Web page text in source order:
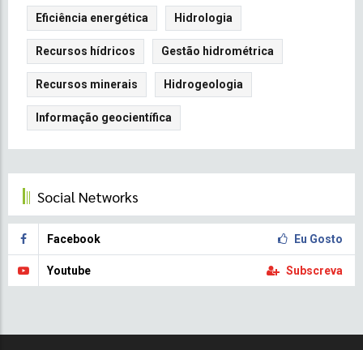
Eficiência energética Hidrologia
Recursos hídricos Gestão hidrométrica
Recursos minerais Hidrogeologia
Informação geocientífica
Social Networks
Facebook Eu Gosto
Youtube Subscreva